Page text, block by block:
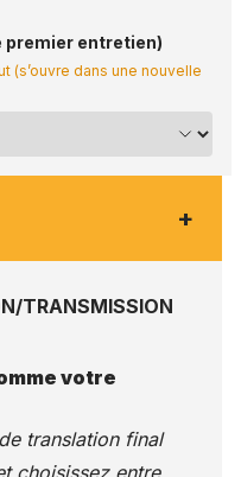
premier entretien)
(s’ouvre dans une nouvelle
+
TRANSMISSION
votre
translation final
choisissez entre